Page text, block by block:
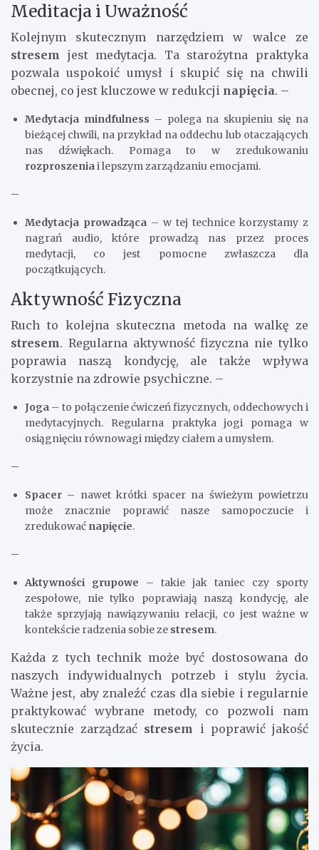
Meditacja i Uważność
Kolejnym skutecznym narzędziem w walce ze
stresem jest medytacja. Ta starożytna praktyka
pozwala uspokoić umysł i skupić się na chwili
obecnej, co jest kluczowe w redukcji napięcia. –
Medytacja mindfulness – polega na skupieniu się na
bieżącej chwili, na przykład na oddechu lub otaczających
nas dźwiękach. Pomaga to w zredukowaniu
rozproszeniai lepszym zarządzaniu emocjami.
–
Medytacja prowadząca – w tej technice korzystamy z
nagrań audio, które prowadzą nas przez proces
medytacji, co jest pomocne zwłaszcza dla
początkujących.
Aktywność Fizyczna
Ruch to kolejna skuteczna metoda na walkę ze
stresem. Regularna aktywność fizyczna nie tylko
poprawia naszą kondycję, ale także wpływa
korzystnie na zdrowie psychiczne. –
Joga – to połączenie ćwiczeń fizycznych, oddechowych i
medytacyjnych. Regularna praktyka jogi pomaga w
osiągnięciu równowagi między ciałem a umysłem.
–
Spacer – nawet krótki spacer na świeżym powietrzu
może znacznie poprawić nasze samopoczucie i
zredukować napięcie.
–
Aktywności grupowe – takie jak taniec czy sporty
zespołowe, nie tylko poprawiają naszą kondycję, ale
także sprzyjają nawiązywaniu relacji, co jest ważne w
kontekście radzenia sobie ze stresem.
Każda z tych technik może być dostosowana do
naszych indywidualnych potrzeb i stylu życia.
Ważne jest, aby znaleźć czas dla siebie i regularnie
praktykować wybrane metody, co pozwoli nam
skutecznie zarządzać stresem i poprawić jakość
życia.